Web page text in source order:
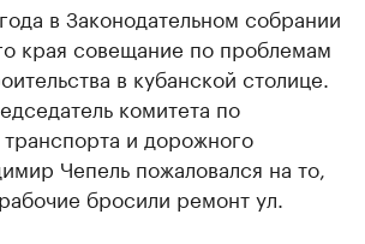
в Законодательном собрании
края совещание по проблемам
в кубанской столице.
комитета по
и дорожного
Чепель пожаловался на то,
бросили ремонт ул.